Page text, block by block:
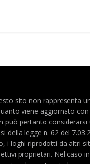
sito non rappresenta
viene aggiornato
può pertanto
della legge n. 62 del
i loghi riprodotti da altri
proprietari. Nel caso